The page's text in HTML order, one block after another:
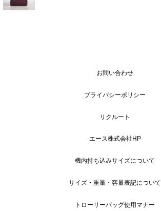
お問い合わせ
プライバシーポリシー
リクルート
エース株式会社HP
機内持ち込みサイズについて
サイズ・重量・容量表記について
トローリーバッグ使用マナー